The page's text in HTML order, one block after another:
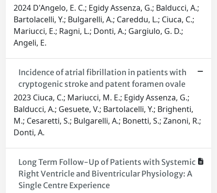
2024 D'Angelo, E. C.; Egidy Assenza, G.; Balducci, A.;
Bartolacelli, Y.; Bulgarelli, A.; Careddu, L.; Ciuca, C.;
Mariucci, E.; Ragni, L.; Donti, A.; Gargiulo, G. D.;
Angeli, E.
Incidence of atrial fibrillation in patients with
cryptogenic stroke and patent foramen ovale
2023 Ciuca, C.; Mariucci, M. E.; Egidy Assenza, G.;
Balducci, A.; Gesuete, V.; Bartolacelli, Y.; Brighenti,
M.; Cesaretti, S.; Bulgarelli, A.; Bonetti, S.; Zanoni, R.;
Donti, A.
Long Term Follow-Up of Patients with Systemic
Right Ventricle and Biventricular Physiology: A
Single Centre Experience